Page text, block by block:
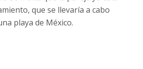
que se llevaría a cabo
playa de México.